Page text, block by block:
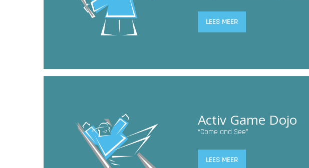
LEES MEER
Activ Game Dojo
“Come and See”
LEES MEER